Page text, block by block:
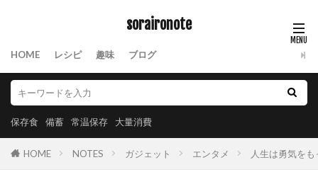
soraironote
HOME レシピ 趣味 ブログ
保存食 備蓄 常温保存 大量消費
HOME NOTES ガジェット エンタメ 人生は勇気を